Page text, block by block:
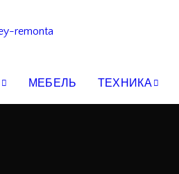
МЕБЕЛЬ ТЕХНИКА